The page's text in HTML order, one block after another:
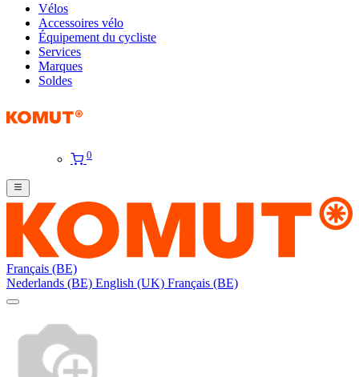
Vélos
Accessoires vélo
Équipement du cycliste
Services
Marques
Soldes
0
Français (BE)
Nederlands (BE) English (UK) Français (BE)